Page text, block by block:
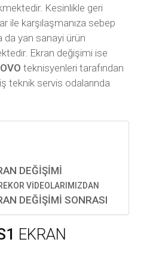
Kesinlikle geri
ile karşılaşmanıza sebep
yan sanayi ürün
Ekran değişimi ise
teknisyenleri tarafından
teknik servis odalarında
DEĞİŞİMİ
VİDEOLARIMIZDAN
DEĞİŞİMİ SONRASI
EKRAN